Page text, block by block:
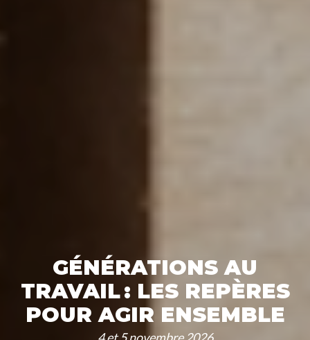
GÉNÉRATIONS AU
TRAVAIL : LES REPÈRES
POUR AGIR ENSEMBLE